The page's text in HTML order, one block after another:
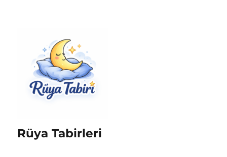
Rüya Tabirleri